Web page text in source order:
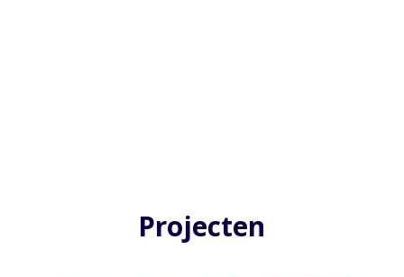
Projecten